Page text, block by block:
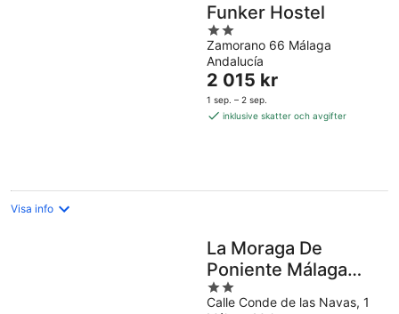
Funker Hostel
2
out
of
5
Zamorano 66 Málaga
Andalucía
Priset
är
2 015 kr
2 015 kr
1 sep. – 2 sep.
inklusive skatter och avgifter
Visa info
La Moraga De
Poniente Málaga
Hostel
2
out
Calle Conde de las Navas, 1